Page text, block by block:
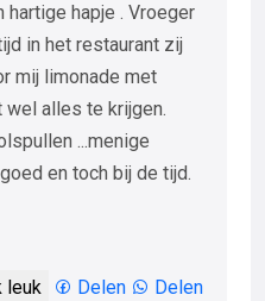
hapje . Vroeger
in het restaurant zij
mij limonade met
wel alles te krijgen.
...menige
en toch bij de tijd.
leuk Delen Delen